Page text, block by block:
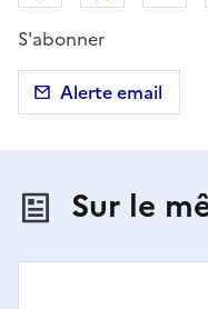
S'abonner
Alerte email
Sur le